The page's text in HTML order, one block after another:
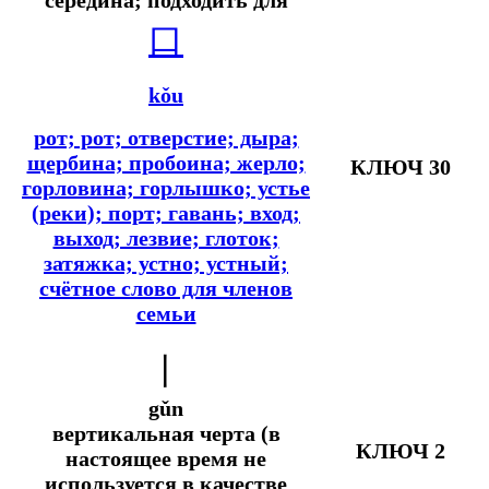
口
kǒu
рот; рот; отверстие; дыра;
щербина; пробоина; жерло;
горловина; горлышко; устье
(реки); порт; гавань; вход;
выход; лезвие; глоток;
затяжка; устно; устный;
счётное слово для членов
семьи
КЛЮЧ 30
gǔn
вертикальная черта (в
настоящее время не
используется в качестве
КЛЮЧ 2